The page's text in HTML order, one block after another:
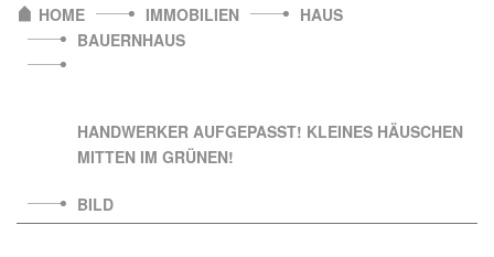
HOME
IMMOBILIEN
HAUS
BAUERNHAUS
HANDWERKER AUFGEPASST! KLEINES HÄUSCHEN
MITTEN IM GRÜNEN!
BILD